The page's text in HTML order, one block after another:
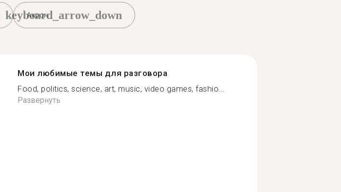
Акрон
keyboard_arrow_down
Мои любимые темы для разговора
Food, politics, science, art, music, video games, fashio...
Развернуть